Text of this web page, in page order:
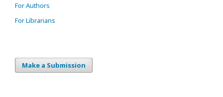
For Authors
For Librarians
Make a Submission